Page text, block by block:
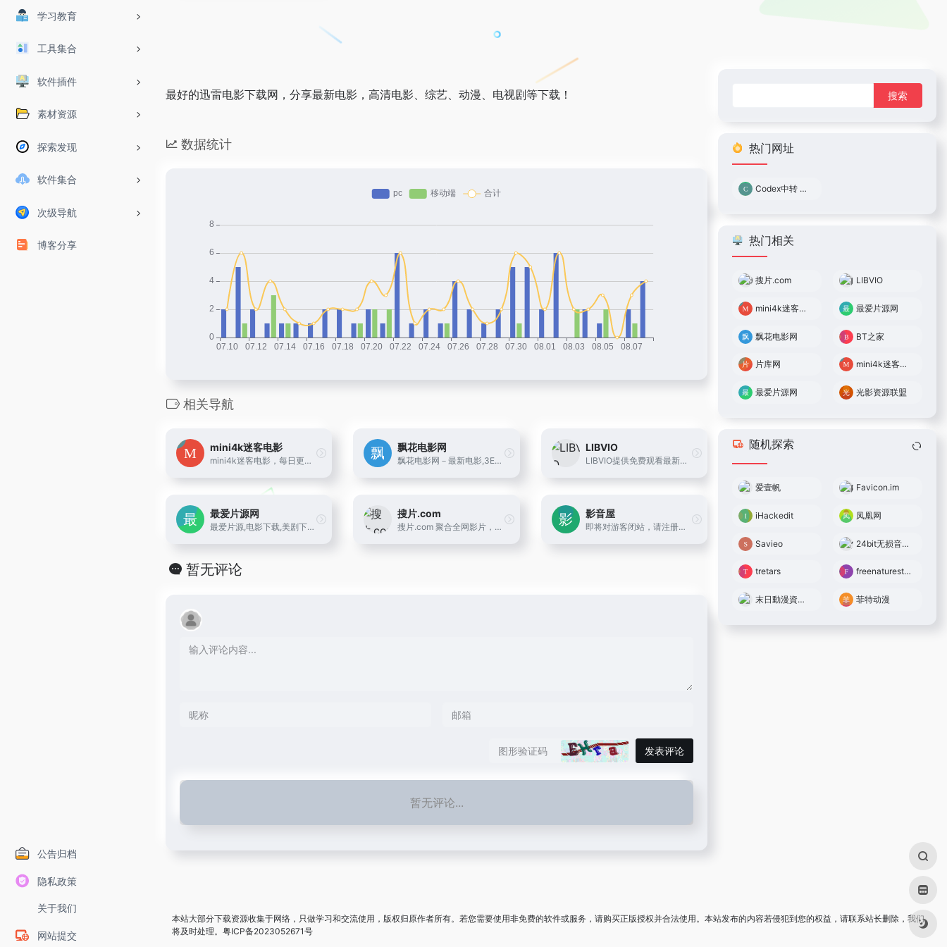
学习教育
工具集合
软件插件
素材资源
探索发现
软件集合
次级导航
博客分享
公告归档
隐私政策
关于我们
网站提交
最好的迅雷电影下载网，分享最新电影，高清电影、综艺、动漫、电视剧等下载！
数据统计
相关导航
mini4k迷客电影
mini4k迷客电影，每日更新最新电影资源，最专业电影推荐，2160P、4K等超高清分辨率电影迅雷下载、百度网盘下载，提供bt种子和磁力链接下载资源。
飘花电影网
飘花电影网－最新电影,3E迅雷电影下载网(原3edyy.com)-每天搜集最新迅雷免费电影下载。为使用迅雷软件的用户提供最新的免费电影下载、小电影下载、高清电影下载等服务。
LIBVIO
LIBVIO提供免费观看最新电影热播电视剧,综艺,动漫,高清无广告蓝光1080P画质在线播放,流畅秒播不卡顿!
最爱片源网
最爱片源,电影下载,美剧下载,韩剧下载,片源下载,高清电影,BT下载
搜片.com
搜片.com 聚合全网影片，你想看的全都找得到！每天搜集最新电影、电视剧、在线观看网址、蓝光高清正版免费看！
影音屋
即将对游客闭站，请注册账号备用！影音屋为您提供最新的720P、1080P、2K、4K、原盘高清电影下载，内部交流社区，欢迎体验。影音屋，更多好电影待您发现！加入影音电报群加入影音企鹅群淘宝天猫漏洞单
暂无评论
发表评论
暂无评论...
热门网址
Codex中转 0.05倍率
热门相关
搜片.com LIBVIO
mini4k迷客电影 最爱片源网
飘花电影网 BT之家
片库网 mini4k迷客电影
最爱片源网 光影资源联盟
随机探索
爱壹帆 Favicon.im
iHackedit 凤凰网
Savieo 24bit无损音乐网
tretars freenaturestock
末日動漫資源庫 菲特动漫
本站大部分下载资源收集于网络，只做学习和交流使用，版权归原作者所有。若您需要使用非免费的软件或服务，请购买正版授权并合法使用。本站发布的内容若侵犯到您的权益，请联系站长删除，我们
将及时处理。 粤ICP备2023052671号